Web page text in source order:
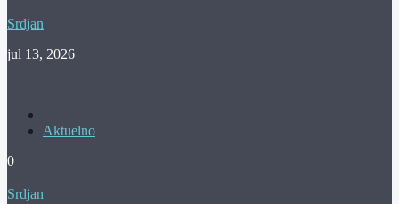
Srdjan
jul 13, 2026
Aktuelno
0
Srdjan